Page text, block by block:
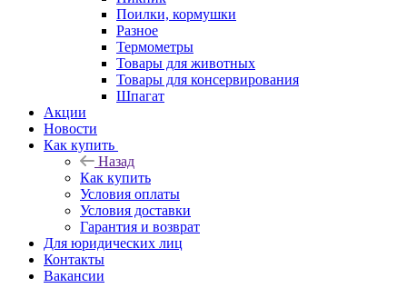
Поилки, кормушки
Разное
Термометры
Товары для животных
Товары для консервирования
Шпагат
Акции
Новости
Как купить
Назад
Как купить
Условия оплаты
Условия доставки
Гарантия и возврат
Для юридических лиц
Контакты
Вакансии